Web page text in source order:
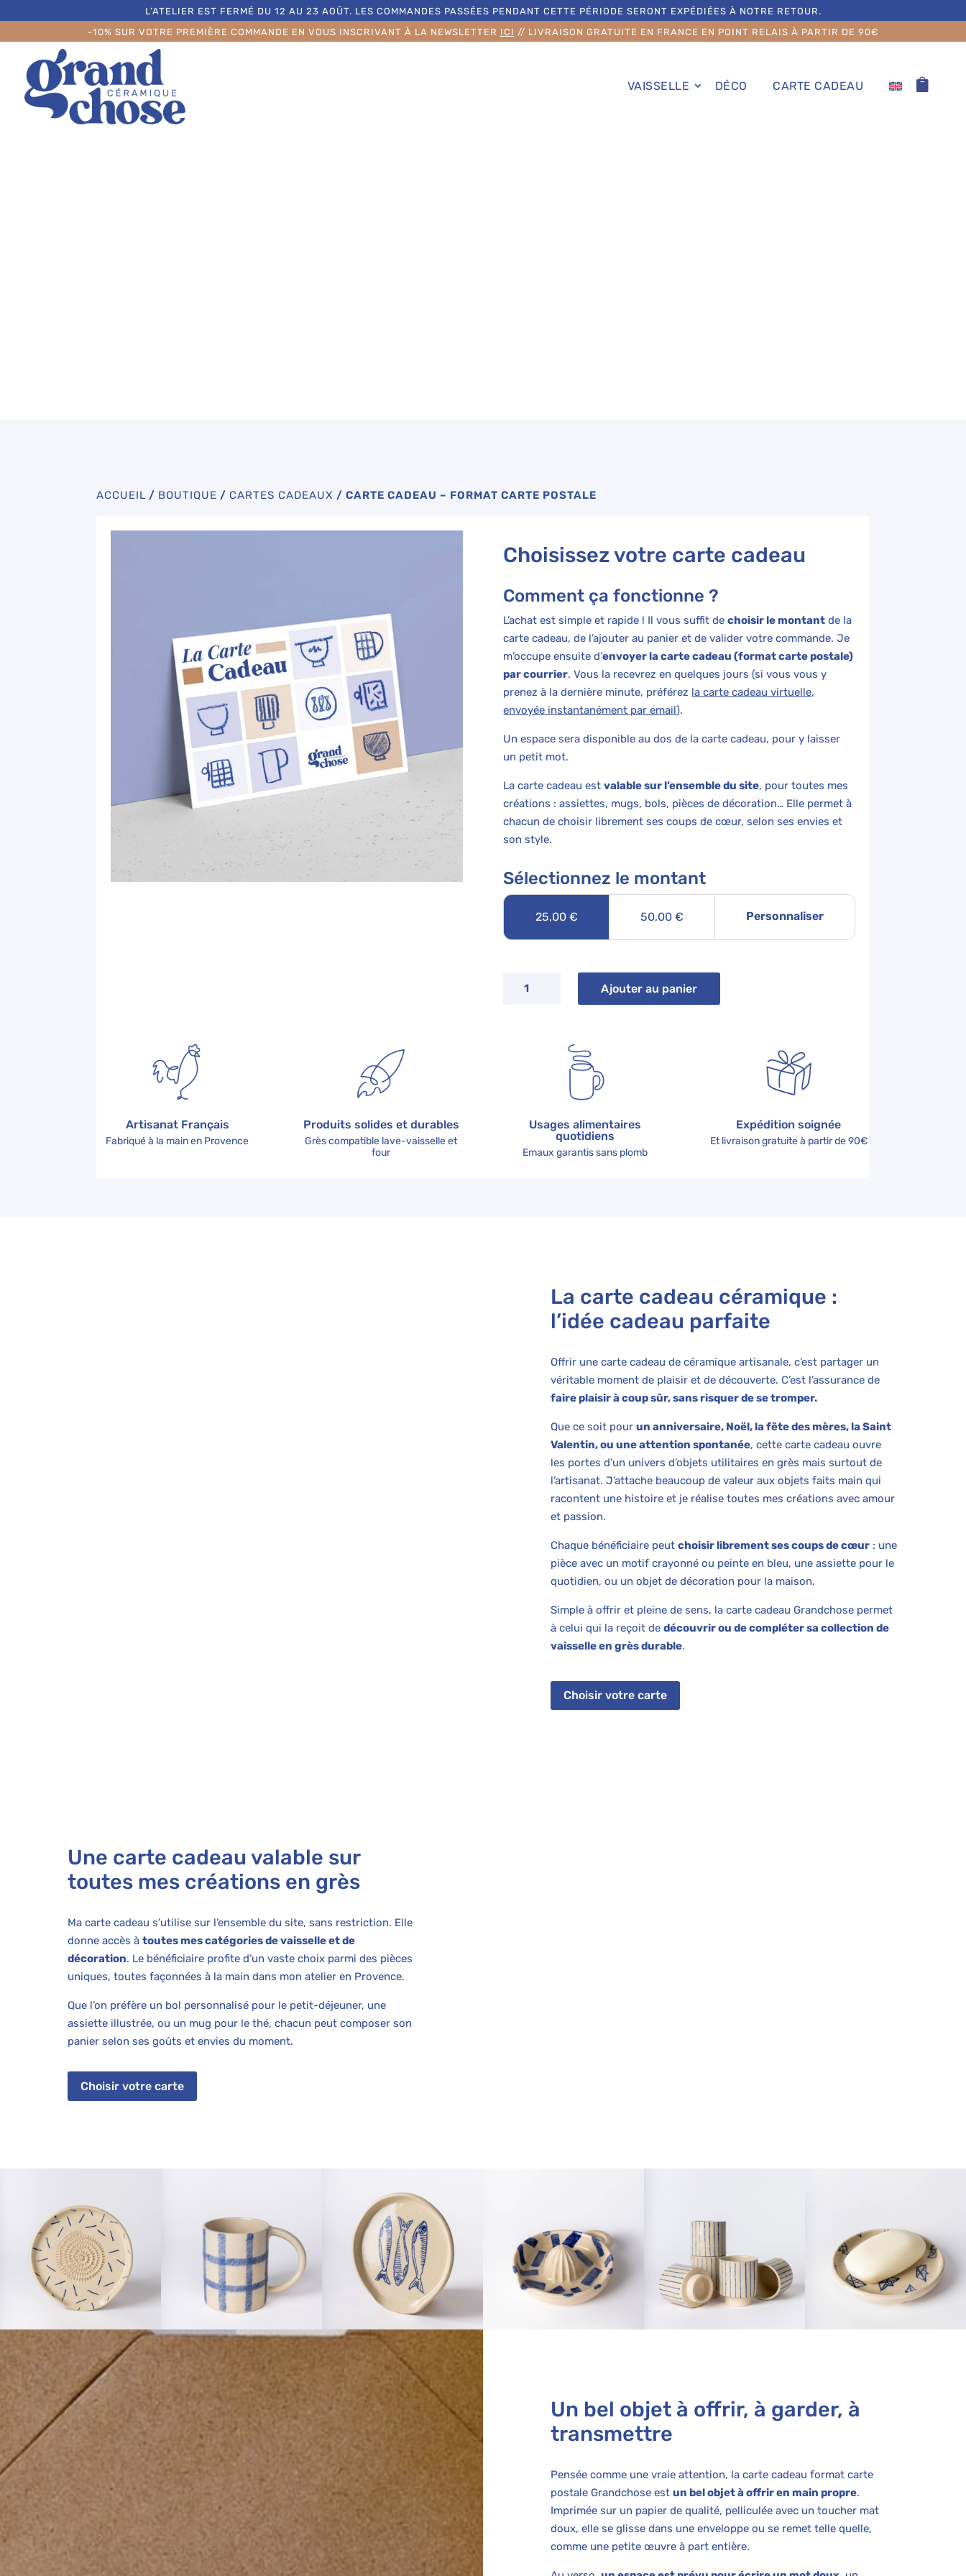
L’ATELIER EST FERMÉ DU 12 AU 23 AOÛT. LES COMMANDES PASSÉES PENDANT CETTE PÉRIODE SERONT EXPÉDIÉES À NOTRE RETOUR.
-10% SUR VOTRE PREMIÈRE COMMANDE EN VOUS INSCRIVANT À LA NEWSLETTER ICI // LIVRAISON GRATUITE EN FRANCE EN POINT RELAIS À PARTIR DE 90€
VAISSELLE DÉCO CARTE CADEAU
ACCUEIL / BOUTIQUE / CARTES CADEAUX /CARTE CADEAU – FORMAT CARTE POSTALE
Choisissez votre carte cadeau
Comment ça fonctionne ?
L’achat est simple et rapide ! Il vous suffit dechoisir le montant de la
carte cadeau, de l’ajouter au panier et de valider votre commande. Je
m’occupe ensuite d’envoyer la carte cadeau (format carte postale)
par courrier. Vous la recevrez en quelques jours (si vous vous y
prenez à la dernière minute, préférez la carte cadeau virtuelle,
envoyée instantanément par email).
Un espace sera disponible au dos de la carte cadeau, pour y laisser
un petit mot.
La carte cadeau estvalable sur l’ensemble du site, pour toutes mes
créations : assiettes, mugs, bols, pièces de décoration… Elle permet à
chacun de choisir librement ses coups de cœur, selon ses envies et
son style.
Sélectionnez le montant
25,00 € 50,00€
Ajouter au panier
Artisanat Français
Fabriqué à la main en Provence
Produits solides et durables
Grès compatible lave-vaisselle et
four
Usages alimentaires
quotidiens
Emaux garantis sans plomb
Expédition soignée
Et livraison gratuite à partir de 90€
La carte cadeau céramique :
l’idée cadeau parfaite
Offrir une carte cadeau de céramique artisanale, c’est partager un
véritable moment de plaisir et de découverte. C’est l’assurance de
faire plaisir à coup sûr, sans risquer de se tromper.
Que ce soit pourun anniversaire, Noël, la fête des mères, la Saint
Valentin, ou une attention spontanée, cette carte cadeau ouvre
les portes d’un univers d’objets utilitaires en grès mais surtout de
l’artisanat. J’attache beaucoup de valeur aux objets faits main qui
racontent une histoire et je réalise toutes mes créations avec amour
et passion.
Chaque bénéficiaire peutchoisir librement ses coups de cœur : une
pièce avec un motif crayonné ou peinte en bleu, une assiette pour le
quotidien, ou un objet de décoration pour la maison.
Simple à offrir et pleine de sens, la carte cadeau Grandchose permet
à celui qui la reçoit dedécouvrir ou de compléter sa collection de
vaisselle en grès durable.
Choisir votre carte
Une carte cadeau valable sur
toutes mes créations en grès
Ma carte cadeau s’utilise sur l’ensemble du site, sans restriction. Elle
donne accès àtoutes mes catégories de vaisselle et de
décoration. Le bénéficiaire profite d’un vaste choix parmi des pièces
uniques, toutes façonnées à la main dans mon atelier en Provence.
Que l’on préfère un bol personnalisé pour le petit-déjeuner, une
assiette illustrée, ou un mug pour le thé, chacun peut composer son
panier selon ses goûts et envies du moment.
Choisir votre carte
Un bel objet à offrir, à garder, à
transmettre
Pensée comme une vraie attention, la carte cadeau format carte
postale Grandchose estun bel objet à offrir en main propre.
Imprimée sur un papier de qualité, pelliculée avec un toucher mat
doux, elle se glisse dans une enveloppe ou se remet telle quelle,
comme une petite œuvre à part entière.